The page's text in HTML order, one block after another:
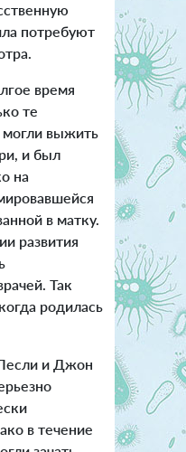
потребуют
время
те
выжить
и был
на
в матку.
развития
Так
родилась
и Джон
в течение